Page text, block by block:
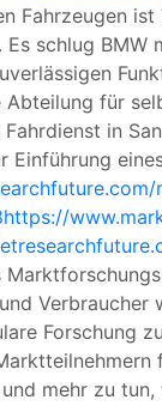
Fahrzeugen
schlug
Abteilung für
in
Einführung
https://
Forschung
mehr zu